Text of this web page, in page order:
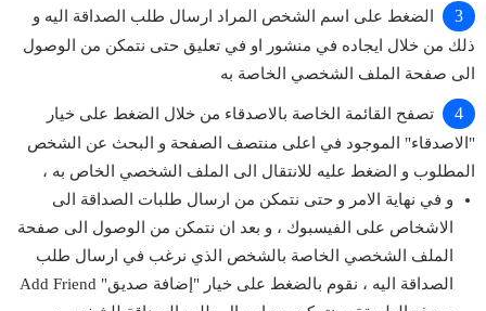
الضغط على اسم الشخص المراد ارسال طلب الصداقة اليه و
ذلك من خلال ايجاده في منشور او في تعليق حتى نتمكن من الوصول
الى صفحة الملف الشخصي الخاصة به
تصفح القائمة الخاصة بالاصدقاء من خلال الضغط على خيار
"الاصدقاء" الموجود في اعلى منتصف الصفحة و البحث عن الشخص
المطلوب و الضغط عليه للانتقال الى الملف الشخصي الخاص به ،
و في نهاية الامر و حتى نتمكن من ارسال طلبات الصداقة الى
الاشخاص على الفيسبوك ، و بعد ان نتمكن من الوصول الى صفحة
الملف الشخصي الخاصة بالشخص الذي نرغب في ارسال طلب
الصداقة اليه ، نقوم بالضغط على خيار "إضافة صديق" Add Friend